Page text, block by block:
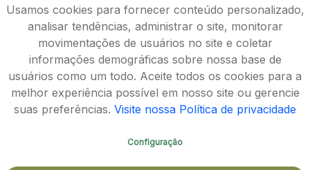
Usamos cookies para fornecer conteúdo personalizado,
analisar tendências, administrar o site, monitorar
movimentações de usuários no site e coletar
informações demográficas sobre nossa base de
usuários como um todo. Aceite todos os cookies para a
melhor experiência possível em nosso site ou gerencie
suas preferências. Visite nossa Política de privacidade
Configuração